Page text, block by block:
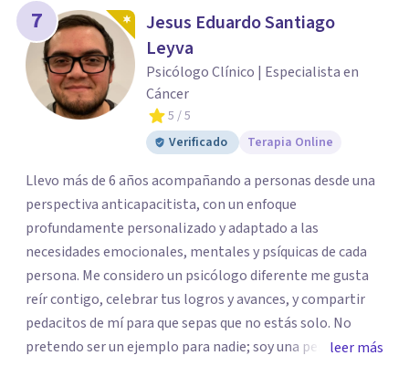
7
Jesus Eduardo Santiago
Leyva
Psicólogo Clínico | Especialista en
Cáncer
5 / 5
Verificado
Terapia Online
Llevo más de 6 años acompañando a personas desde una
perspectiva anticapacitista, con un enfoque
profundamente personalizado y adaptado a las
necesidades emocionales, mentales y psíquicas de cada
persona. Me considero un psicólogo diferente me gusta
reír contigo, celebrar tus logros y avances, y compartir
pedacitos de mí para que sepas que no estás solo. No
pretendo ser un ejemplo para nadie; soy una persona que
leer más